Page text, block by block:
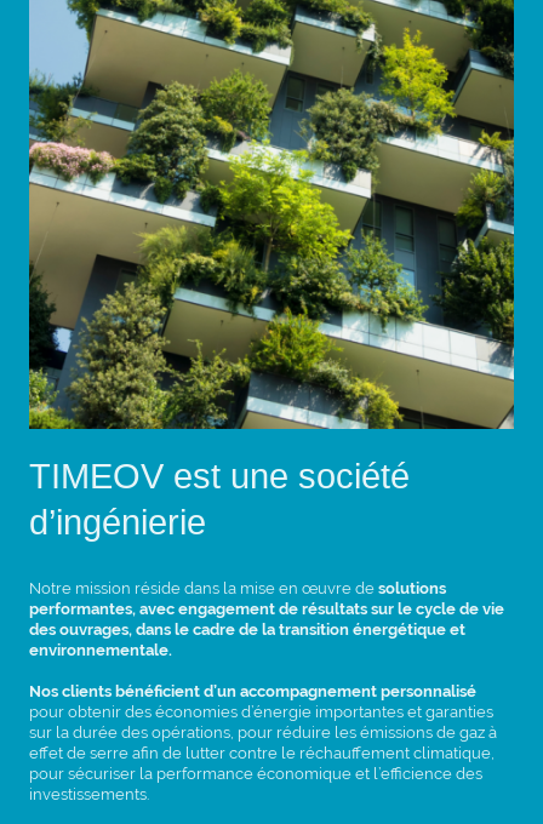
TIMEOV est une société
d’ingénierie
Notre mission réside dans la mise en œuvre de solutions
performantes, avec engagement de résultats sur le cycle de vie
des ouvrages, dans le cadre de la transition énergétique et
environnementale.
Nos clients bénéficient d’un accompagnement personnalisé
pour obtenir des économies d’énergie importantes et garanties
sur la durée des opérations, pour réduire les émissions de gaz à
effet de serre afin de lutter contre le réchauffement climatique,
pour sécuriser la performance économique et l’efficience des
investissements.